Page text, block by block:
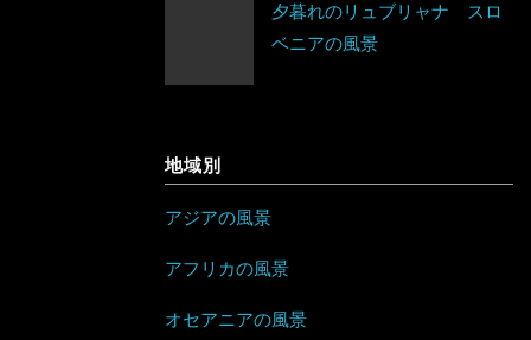
夕暮れのリュブリャナ スロ
ベニアの風景
地域別
アジアの風景
アフリカの風景
オセアニアの風景
アイルランド
イギリス
スコットランド